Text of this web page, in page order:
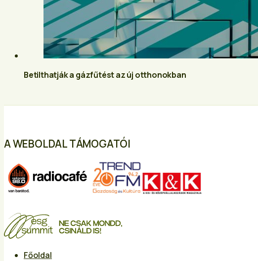
Betilthatják a gázfűtést az új otthonokban
A WEBOLDAL TÁMOGATÓI
Főoldal